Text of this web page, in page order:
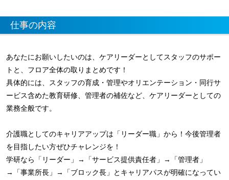
仕事の内容
あなたにお願いしたいのは、ケアリーダーとしてスタッフのサポー
トと、フロア全体の取りまとめです！
具体的には、スタッフの育成・管理やオリエンテーション・同行サ
ービス含めた教育研修、管理者の補佐など、ケアリーダーとしての
業務全般です。
介護職としてのキャリアアップは「リーダー職」から！今後管理者
を目指したい方ぜひチャレンジを！
学研なら「リーダー」→「サービス提供責任者」→「管理者」
→「事業所長」→「ブロック長」とキャリアパスが明確になってい